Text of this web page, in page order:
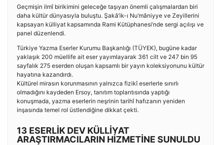
Geçmişin ilmî birikimini geleceğe taşıyan önemli çalışmalardan biri
daha kültür dünyasıyla buluştu. Şakâ’ik-ı Nu‘mâniyye ve Zeyillerini
kapsayan külliyat kapsamında Rami Kütüphanesi’nde sergi açılışı ve
panel düzenlendi.
Türkiye Yazma Eserler Kurumu Başkanlığı (TÜYEK), bugüne kadar
yaklaşık 200 müellife ait eser yayımlayarak 361 cilt ve 247 bin 95
sayfalık 275 eserden oluşan kapsamlı bir yayın koleksiyonunu kültür
hayatına kazandırdı.
Kültürel mirasın korunmasının yalnızca fizikî eserlerle sınırlı
olmadığını kaydeden Ersoy, tanıtım toplantısında yaptığı
konuşmada, yazma eserlerin neşrinin tarihî hafızanın yeniden
inşasında temel rol üstlendiğine dikkat çekti.
13 ESERLİK DEV KÜLLİYAT
ARAŞTIRMACILARIN HİZMETİNE SUNULDU